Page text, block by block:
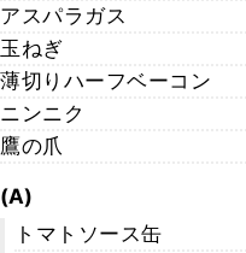
アスパラガス
玉ねぎ
薄切りハーフベーコン
ニンニク
鷹の爪
(A)
トマトソース缶